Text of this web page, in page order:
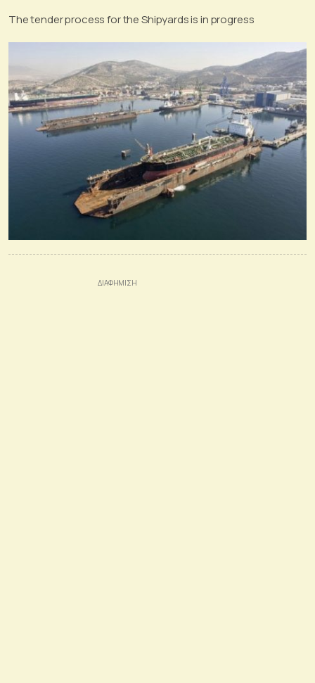
The tender process for the Shipyards is in progress